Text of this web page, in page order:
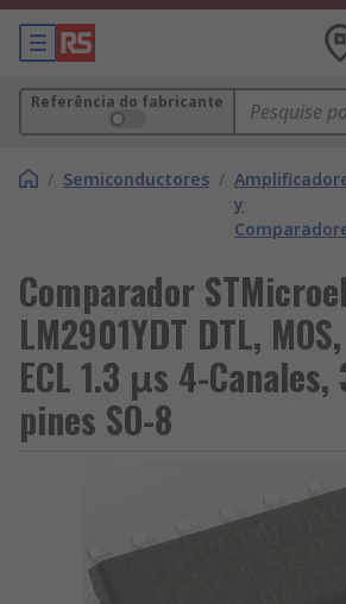
Referência do fabricante
/ Semiconductores /
y
Comparador
LM2901YDT DTL,
ECL 1.3 μs 4-Canales,
pines SO-8